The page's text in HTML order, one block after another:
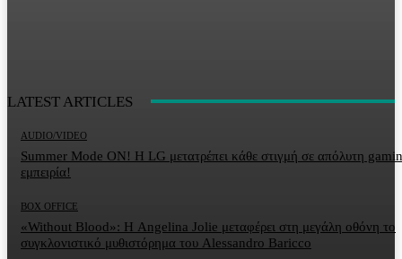
LATEST ARTICLES
AUDIO/VIDEO
Summer Mode ON! Η LG μετατρέπει κάθε στιγμή σε απόλυτη
εμπειρία!
BOX OFFICE
«Without Blood»: Η Angelina Jolie μεταφέρει στη μεγάλη οθόνη το
συγκλονιστικό μυθιστόρημα του Alessandro Baricco